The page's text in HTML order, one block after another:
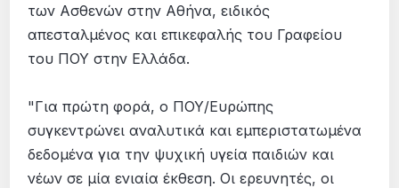
των Ασθενών στην Αθήνα, ειδικός
απεσταλμένος και επικεφαλής του Γραφείου
του ΠΟΥ στην Ελλάδα.
"Για πρώτη φορά, ο ΠΟΥ/Ευρώπης
συγκεντρώνει αναλυτικά και εμπεριστατωμένα
δεδομένα για την ψυχική υγεία παιδιών και
νέων σε μία ενιαία έκθεση. Οι ερευνητές, οι